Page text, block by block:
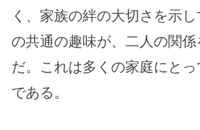
く、家族の絆の大切さを示
の共通の趣味が、二人の関
だ。これは多くの家庭にと
である。